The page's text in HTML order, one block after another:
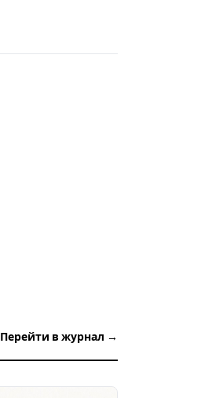
Перейти в журнал →